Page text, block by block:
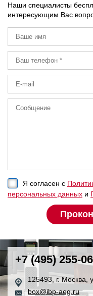
Наши специалисты
интересующим Вас
Я согласен с
персональных данных и
+7 (495) 255-
125493, г. Москва,
box@ibp-aeg.ru